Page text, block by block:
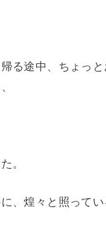
る途中、ちょっ
。
、煌々と照ってい